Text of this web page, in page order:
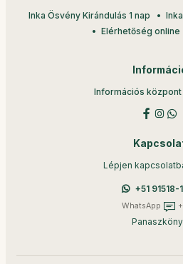
Inka Ösvény Kirándulás 1 nap
Elérhetőség online
Információs központ
Lépjen
+51 91518-
WhatsApp +